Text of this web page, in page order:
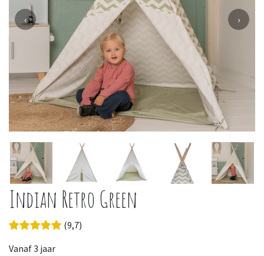
‹ ›
Indian Retro Green
(9,7)
Vanaf 3 jaar